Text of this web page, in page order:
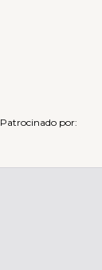
Patrocinado por: